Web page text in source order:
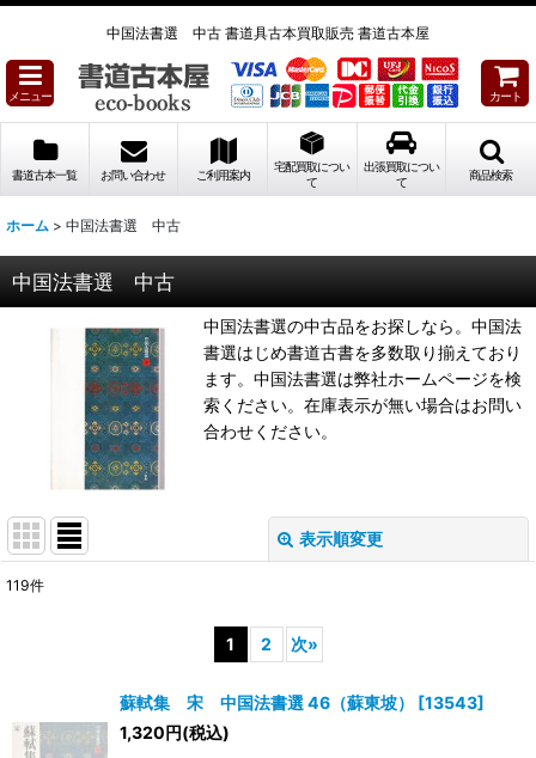
中国法書選 中古 書道具古本買取販売 書道古本屋
メニュー カート
書道古本一覧 お問い合わせ ご利用案内
宅配買取につい
て
出張買取につい
て
商品検索
ホーム > 中国法書選 中古
中国法書選 中古
中国法書選の中古品をお探しなら。中国法
書選はじめ書道古書を多数取り揃えており
ます。中国法書選は弊社ホームページを検
索ください。在庫表示が無い場合はお問い
合わせください。
表示順変更
119件
1 2 次»
蘇軾集 宋 中国法書選 46（蘇東坡） [13543]
1,320円(税込)